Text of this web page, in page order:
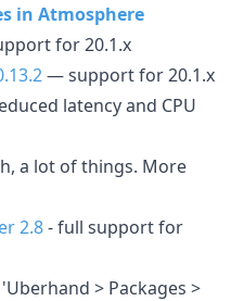
in Atmosphere
for 20.1.x
— support for 20.1.x
latency and CPU
a lot of things. More
2.8- full support for
> Packages >